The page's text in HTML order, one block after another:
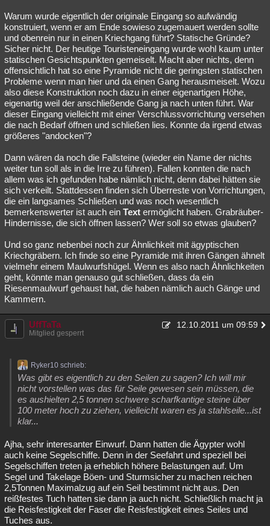
Warum wurde eigentlich der originale Eingang so aufwändig
konstruiert, wenn er am Ende sowieso zugemauert werden sollte
und obenrein nur in einen Kriechgang führt? Statische Gründe?
Sicher nicht. Der heutige Touristeneingang wurde wohl kaum unter
statischen Gesichtspunkten gemeiselt. Macht aber nichts, denn
offensichtlich hat so eine Pyramide nicht die geringsten statischen
Probleme wenn man hier und da einen Gang herausmeiselt. Wozu
also diese Konstruktion noch dazu in einer eigenartigen Höhe,
eigenartig weil der anschließende Gang ja nach unten führt. War
dieser Eingang vielleicht mit einer Verschlussvorrichtung versehen
die nach Bedarf öffnen und schließen lies. Konnte da irgend etwas
größeres "andocken"?
Dann wären da noch die Fallsteine (wieder ein Name der nichts
weiter tun soll als in die Irre zu führen). Fallen konnten die nach
allem was ich gefunden habe nämlich nicht, denn dabei hätten sie
sich verkeilt. Stattdessen finden sich Überreste von Vorrichtungen,
die ein langsames Schließen und was noch wesentlich
bemerkenswerter ist auch ein Text ermöglicht haben. Grabräuber-
Hindernisse, die sich öffnen lassen? Wer soll so etwas glauben?
Und so ganz nebenbei noch zur Ähnlichkeit mit ägyptischen
Kriechgräbern. Ich finde so eine Pyramide mit ihren Gängen ähnelt
vielmehr einem Maulwurfshügel. Wenn es also nach Ähnlichkeiten
geht, könnte man genauso gut schließen, dass da ein
Riesenmaulwurf gehaust hat, die haben nämlich auch Gänge und
Kammern.
UffTaTa 12.10.2011 um 09:59
Mitglied gesperrt
Ryker10 schrieb:
Was gibt es eigentlich zu den Seilen zu sagen? Ich will mir
nicht vorstellen was das für Seile gewesen sein müssen, die
es aushielten 2,5 tonnen schwere scharfkantige steine über
100 meter hoch zu ziehen, vielleicht waren es ja stahlseile...ist
klar...
Ajha, sehr interesanter Einwurf. Dann hatten die Ägypter wohl
auch keine Segelschiffe. Denn in der Seefahrt und speziell bei
Segelschiffen treten ja erheblich höhere Belastungen auf. Um
Segel und Takelage Böen- und Sturmsicher zu machen reichen
2,5Tonnen Maximalzug auf ein Seil bestimmt nicht aus. Den
reißfestes Tuch hatten sie dann ja auch nicht. Schließlich macht ja
die Reisfestigkeit der Faser die Reisfestigkeit eines Seiles und
Tuches aus.